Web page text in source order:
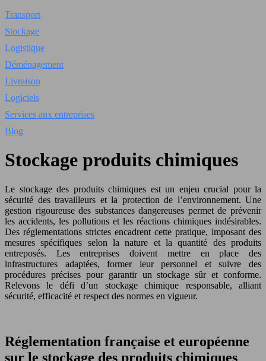
Transport
Stockage
Logistique
Déménagement
Livraison
Logiciels
Services aux entreprises
Blog
Stockage produits chimiques
Le stockage des produits chimiques est un enjeu crucial pour la
sécurité des travailleurs et la protection de l’environnement. Une
gestion rigoureuse des substances dangereuses permet de prévenir
les accidents, les pollutions et les réactions chimiques indésirables.
Des réglementations strictes encadrent cette pratique, imposant des
mesures spécifiques selon la nature et la quantité des produits
entreposés. Les entreprises doivent mettre en place des
infrastructures adaptées, former leur personnel et suivre des
procédures précises pour garantir un stockage sûr et conforme.
Relevons le défi d’un stockage chimique responsable, alliant
sécurité, efficacité et respect des normes en vigueur.
Réglementation française et européenne
sur le stockage des produits chimiques